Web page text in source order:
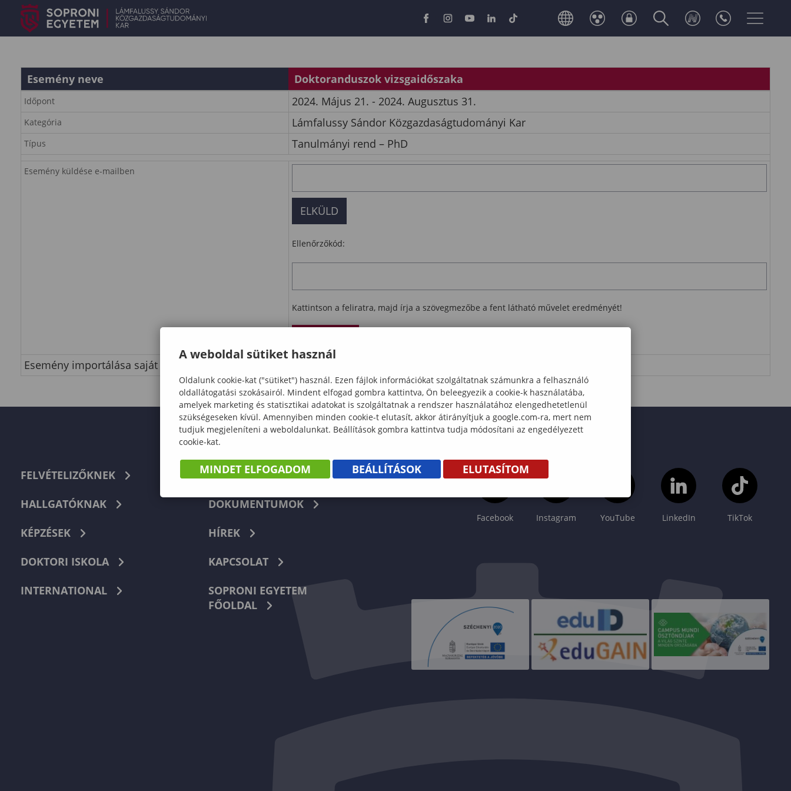
Esemény neve Doktoranduszok vizsgaidőszaka
Időpont 2024. Május 21. - 2024. Augusztus 31.
Kategória Lámfalussy Sándor Közgazdaságtudományi Kar
Típus Tanulmányi rend – PhD
Esemény küldése e-mailben
Ellenőrzőkód:
Kattintson a feliratra, majd írja a szövegmezőbe a fent látható művelet eredményét!
Esemény importálása saját naptárba
FELVÉTELIZŐKNEK
HALLGATÓKNAK
KÉPZÉSEK
DOKTORI ISKOLA
INTERNATIONAL
TELEFONKÖNYV
DOKUMENTUMOK
HÍREK
KAPCSOLAT
SOPRONI EGYETEM
FŐOLDAL
Facebook Instagram YouTube LinkedIn TikTok
A weboldal sütiket használ
Oldalunk cookie-kat ("sütiket") használ. Ezen fájlok információkat szolgáltatnak számunkra a felhasználó
oldallátogatási szokásairól. Mindent elfogad gombra kattintva, Ön beleegyezik a cookie-k használatába,
amelyek marketing és statisztikai adatokat is szolgáltatnak a rendszer használatához elengedhetetlenül
szükségeseken kívül. Amennyiben minden cookie-t elutasít, akkor átirányítjuk a google.com-ra, mert nem
tudjuk megjeleníteni a weboldalunkat. Beállítások gombra kattintva tudja módosítani az engedélyezett
cookie-kat.
MINDET ELFOGADOM BEÁLLÍTÁSOK ELUTASÍTOM